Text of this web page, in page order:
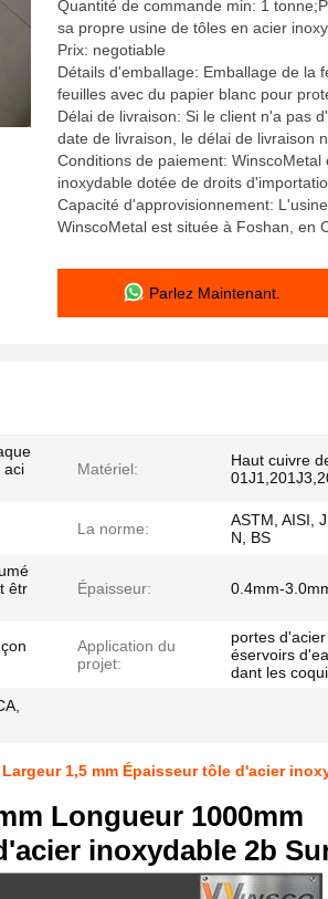
Quantité de commande min: 1
sa propre usine de tôles en acier
Prix: negotiable
Détails d'emballage: Emballage de la
feuilles avec du papier blanc pour
Délai de livraison: Si le client n'a pas
date de livraison, le délai de livraison
Conditions de paiement:
inoxydable dotée de droits
Capacité d'approvisionnement:
WinscoMetal est située à Foshan, en
Parlez Maintenant.
aci
Matériel:
Haut cuivre
La norme:
ASTM, AISI,
N, BS
êtr
Épaisseur: 0.4mm-
Application du
projet:
portes
éservoirs
dant les
1,5 mm Épaisseur tôle d'acier
Longueur 1000mm
inoxydable 2b